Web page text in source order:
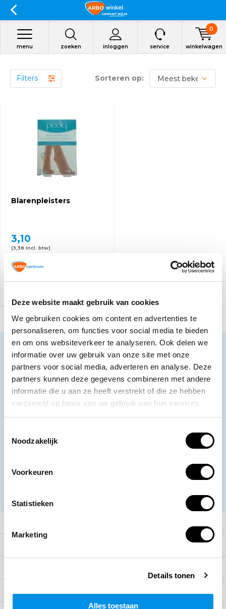
Deze website maakt gebruik van cookies
We gebruiken cookies om content en advertenties te
personaliseren, om functies voor social media te bieden
en om ons websiteverkeer te analyseren. Ook delen we
informatie over uw gebruik van onze site met onze
partners voor social media, adverteren en analyse. Deze
partners kunnen deze gegevens combineren met andere
informatie die u aan ze heeft verstrekt of die ze hebben
verzameld op basis van uw gebruik van hun services.
Noodzakelijk
Voorkeuren
Statistieken
Marketing
Details tonen
Alles toestaan
zoeken inloggen
menu service winkelwagen
0
Filters Sorteren op:
Blarenpleisters
3,10
(3,38 Incl. btw)
Voor 15:00 besteld,
maandag in huis
Neem contact op
Ons klantenservice staat voor je klaar.
Volg ons
Ontvang de nieuwste aanbiedingen en
Abonneer